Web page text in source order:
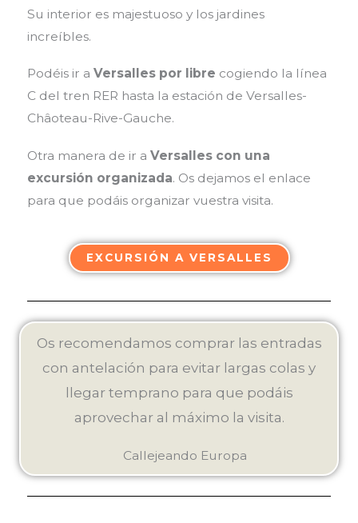
Su interior es majestuoso y los jardines
increíbles.
Podéis ir a Versalles por libre cogiendo la línea
C del tren RER hasta la estación de Versalles-
Châoteau-Rive-Gauche.
Otra manera de ir a Versalles con una
excursión organizada. Os dejamos el enlace
para que podáis organizar vuestra visita.
EXCURSIÓN A VERSALLES
Os recomendamos comprar las entradas
con antelación para evitar largas colas y
llegar temprano para que podáis
aprovechar al máximo la visita.
Callejeando Europa